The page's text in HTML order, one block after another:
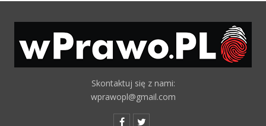
Skontaktuj się z nami:
wprawopl@gmail.com